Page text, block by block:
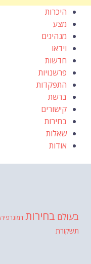
היכרות
מצע
מנהיגים
וידאו
חדשות
פרשנויות
התפקדות
ברשת
קישורים
בחירות
שאלות
אודות
בעולם בחירות דמוגרפיה
תשקורת